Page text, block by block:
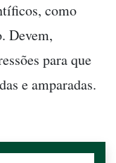
como
Devem,
para que
e amparadas.